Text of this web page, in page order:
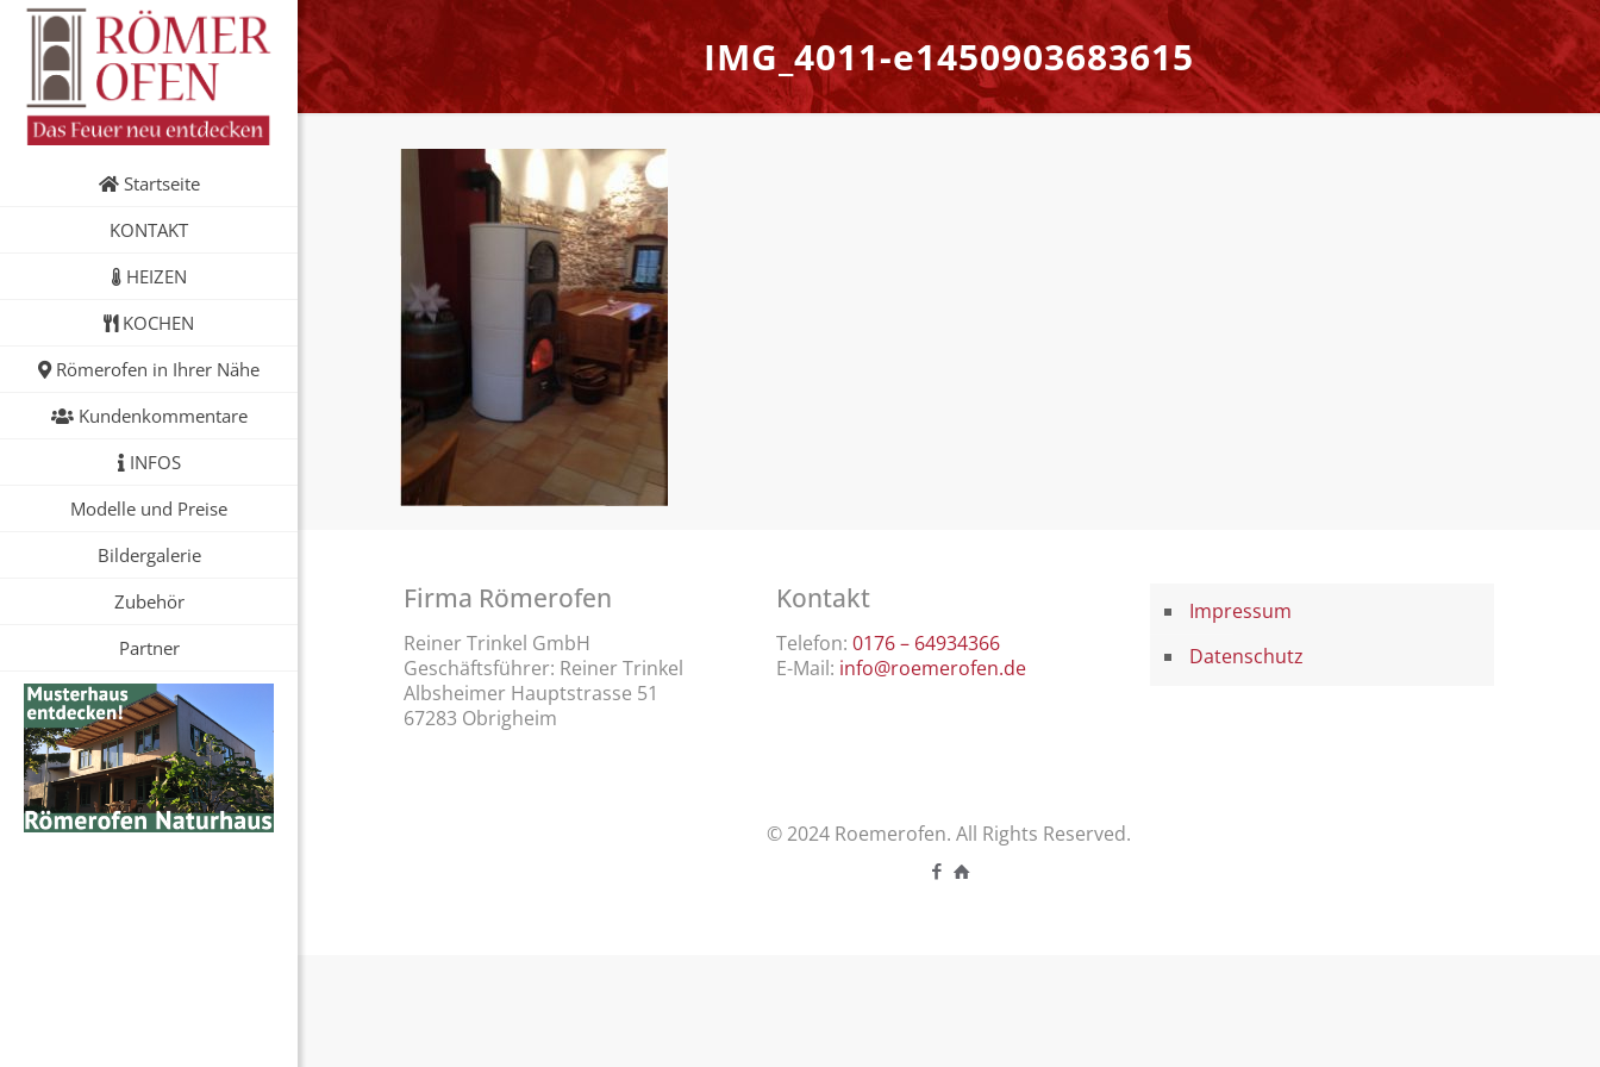
Startseite
KONTAKT
HEIZEN
KOCHEN
Römerofen in Ihrer Nähe
Kundenkommentare
INFOS
Modelle und Preise
Bildergalerie
Zubehör
Partner
IMG_4011-e1450903683615
Firma Römerofen
Reiner Trinkel GmbH
Geschäftsführer: Reiner Trinkel
Albsheimer Hauptstrasse 51
67283 Obrigheim
Kontakt
Telefon:0176 – 64934366
E-Mail: info@roemerofen.de
Impressum
Datenschutz
© 2024 Roemerofen. All Rights Reserved.